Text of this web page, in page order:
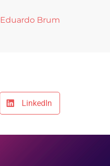
Eduardo Brum
LinkedIn